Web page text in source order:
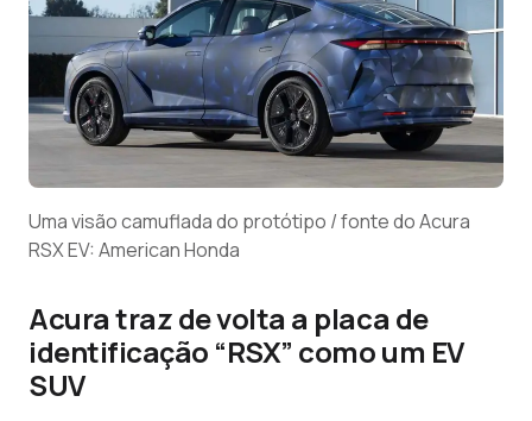
Uma visão camuflada do protótipo / fonte do Acura
RSX EV: American Honda
Acura traz de volta a placa de
identificação “RSX” como um EV
SUV